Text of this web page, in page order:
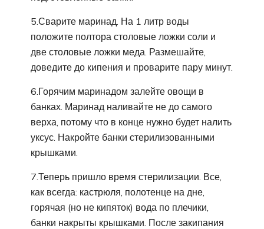
5.Сварите маринад. На 1 литр воды
положите полтора столовые ложки соли и
две столовые ложки меда. Размешайте,
доведите до кипения и проварите пару минут.
6.Горячим маринадом залейте овощи в
банках. Маринад наливайте не до самого
верха, потому что в конце нужно будет налить
уксус. Накройте банки стерилизованными
крышками.
7.Теперь пришло время стерилизации. Все,
как всегда: кастрюля, полотенце на дне,
горячая (но не кипяток) вода по плечики,
банки накрыты крышками. После закипания